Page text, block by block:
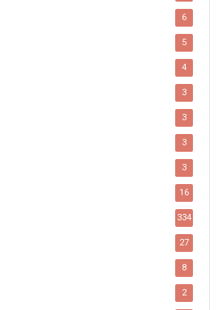
6
5
4
3
3
3
3
16
334
27
8
2